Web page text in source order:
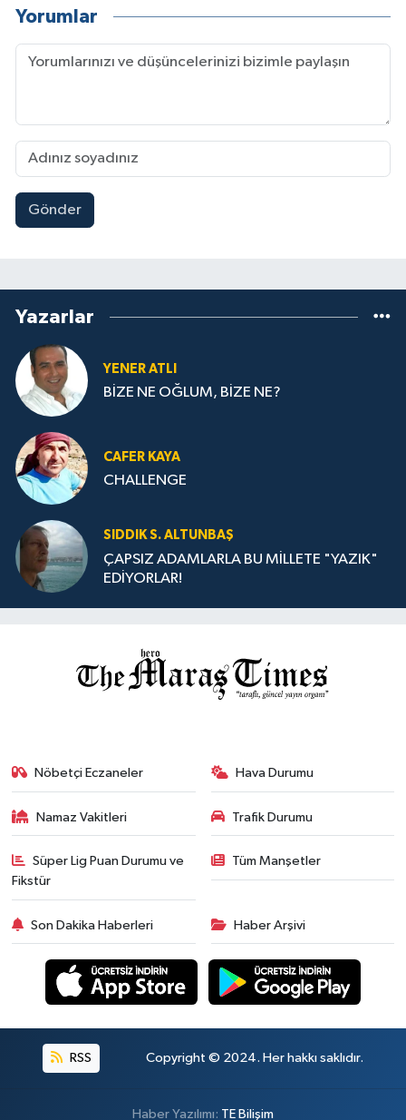
Yorumlar
Gönder
Yazarlar
YENER ATLI
BİZE NE OĞLUM, BİZE NE?
CAFER KAYA
CHALLENGE
SIDDIK S. ALTUNBAŞ
ÇAPSIZ ADAMLARLA BU MİLLETE "YAZIK"
EDİYORLAR!
Nöbetçi Eczaneler Hava Durumu
Namaz Vakitleri Trafik Durumu
Süper Lig Puan Durumu ve
Fikstür
Tüm Manşetler
Son Dakika Haberleri Haber Arşivi
RSS Copyright © 2024. Her hakkı saklıdır.
Haber Yazılımı: TE Bilişim